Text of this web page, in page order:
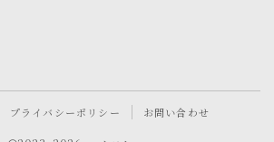
プライバシーポリシー お問い合わせ